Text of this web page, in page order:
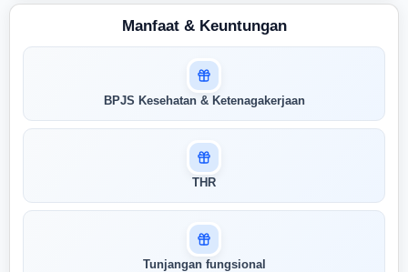
Masuk untuk melihat skor
pertandingan AI Anda
menunjukkan seberapa cocok keahlian
Anda dengan peran ini
Manfaat & Keuntungan
BPJS Kesehatan & Ketenagakerjaan
THR
Tunjangan fungsional